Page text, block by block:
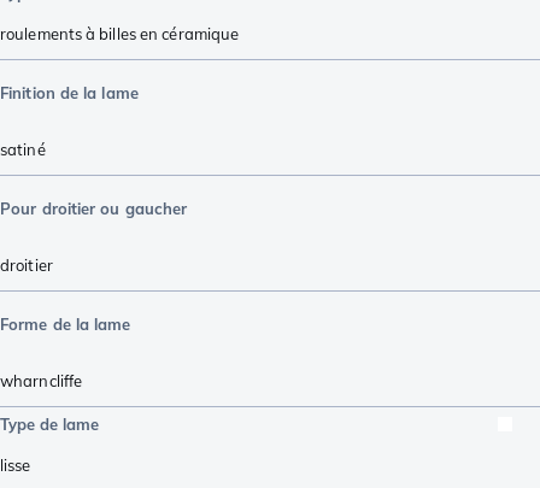
roulements à billes en céramique
Finition de la lame
satiné
Pour droitier ou gaucher
droitier
Forme de la lame
wharncliffe
Type de lame
lisse